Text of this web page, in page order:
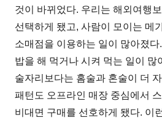
것이 바뀌었다. 우리는 해외여행
선택하게 됐고, 사람이 모이는 메
소매점을 이용하는 일이 많아졌
밥을 해 먹거나 시켜 먹는 일이 많
술자리보다는 홈술과 혼술이 더
패턴도 오프라인 매장 중심에서
비대면 구매를 선호하게 됐다. 이